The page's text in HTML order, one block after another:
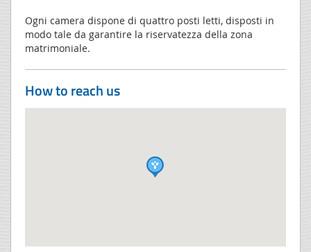
Ogni camera dispone di quattro posti letti, disposti in
modo tale da garantire la riservatezza della zona
matrimoniale.
How to reach us